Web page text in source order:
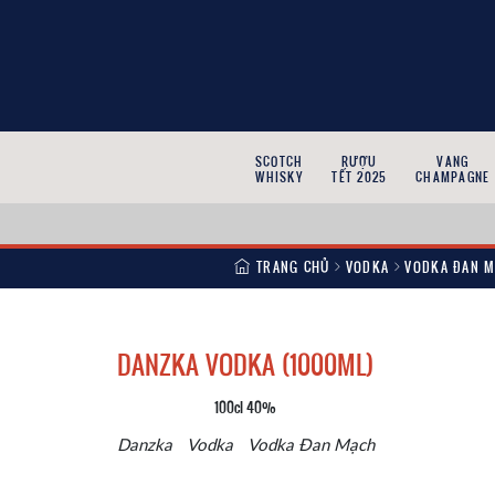
SCOTCH
WHISKY
RƯỢU
TẾT 2025
VANG
CHAMPAGNE
TRANG CHỦ VODKA VODKA ĐAN
DANZKA VODKA (1000ML)
100cl 40%
Danzka Vodka Vodka Đan Mạch